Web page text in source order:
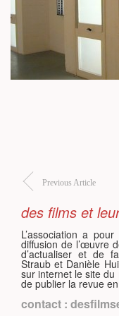
Previous Article
des films et
L’association a
diffusion de l’œuvre
d’actualiser et de
Straub et Danièle
sur internet le site
de publier la revue
contact :